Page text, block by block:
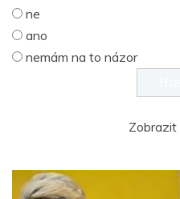
ne
ano
nemám na to názor